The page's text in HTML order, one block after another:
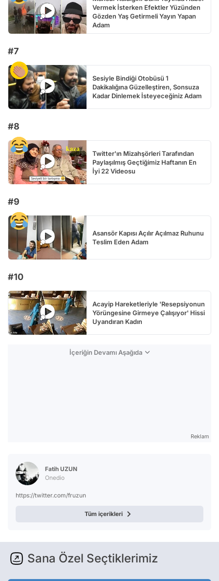
Vermek İsterken Efektler Yüzünden
Gözden Yaş Getirmeli Yayın Yapan
Adam
#7
Sesiyle Bindiği Otobüsü 1
Dakikalığına Güzelleştiren, Sonsuza
Kadar Dinlemek İsteyeceğiniz Adam
#8
Twitter'ın Mizahşörleri Tarafından
Paylaşılmış Geçtiğimiz Haftanın En
İyi 22 Videosu
#9
Asansör Kapısı Açılır Açılmaz Ruhunu
Teslim Eden Adam
#10
Acayip Hareketleriyle 'Resepsiyonun
Yörüngesine Girmeye Çalışıyor' Hissi
Uyandıran Kadın
İçeriğin Devamı Aşağıda
Reklam
Fatih UZUN
Onedio
https://twitter.com/fruzun
Tüm içerikleri
Sana Özel Seçtiklerimiz